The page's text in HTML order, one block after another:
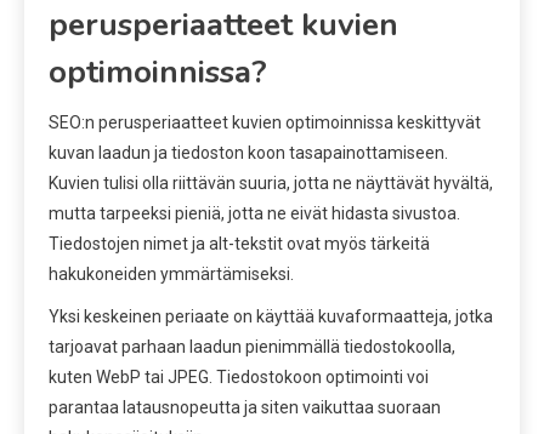
perusperiaatteet kuvien
optimoinnissa?
SEO:n perusperiaatteet kuvien optimoinnissa keskittyvät
kuvan laadun ja tiedoston koon tasapainottamiseen.
Kuvien tulisi olla riittävän suuria, jotta ne näyttävät hyvältä,
mutta tarpeeksi pieniä, jotta ne eivät hidasta sivustoa.
Tiedostojen nimet ja alt-tekstit ovat myös tärkeitä
hakukoneiden ymmärtämiseksi.
Yksi keskeinen periaate on käyttää kuvaformaatteja, jotka
tarjoavat parhaan laadun pienimmällä tiedostokoolla,
kuten WebP tai JPEG. Tiedostokoon optimointi voi
parantaa latausnopeutta ja siten vaikuttaa suoraan